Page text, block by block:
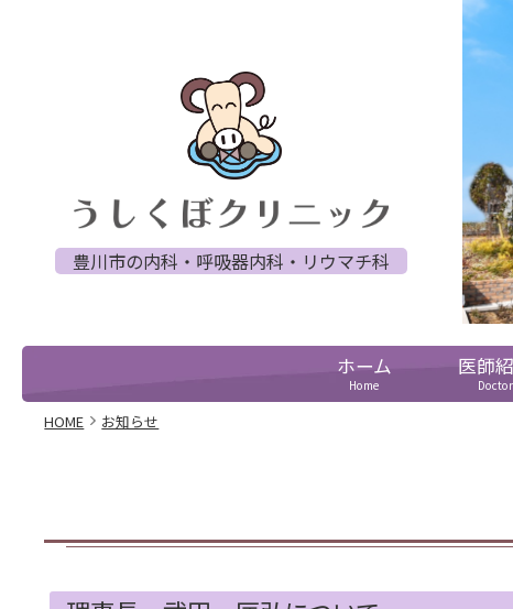
豊川市の内科・呼吸器内科・リウマチ科
ホーム
Home
医師
Doctor
HOME お知らせ